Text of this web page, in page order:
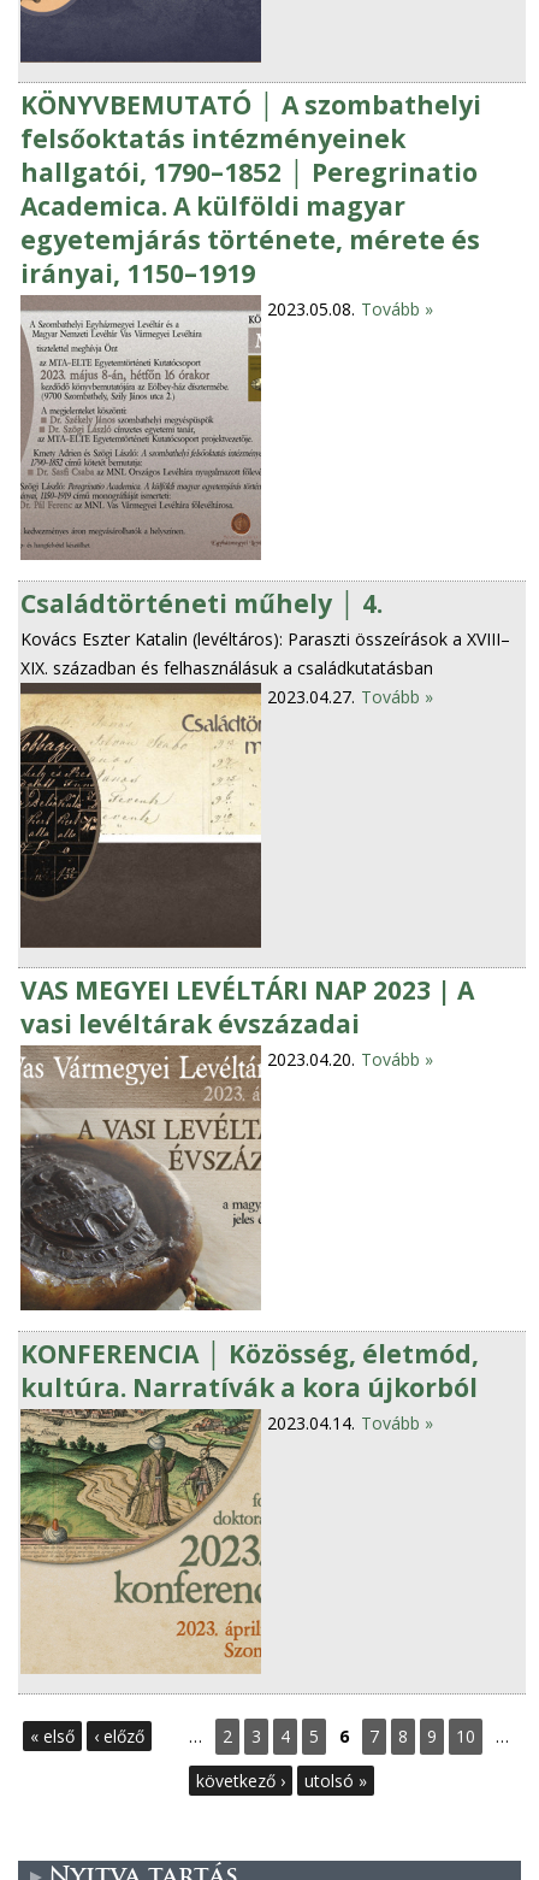
KÖNYVBEMUTATÓ │ A szombathelyi
felsőoktatás intézményeinek
hallgatói, 1790–1852 │ Peregrinatio
Academica. A külföldi magyar
egyetemjárás története, mérete és
irányai, 1150–1919
2023.05.08. Tovább »
Családtörténeti műhely │ 4.
Kovács Eszter Katalin (levéltáros): Paraszti összeírások a XVIII–
XIX. században és felhasználásuk a családkutatásban
2023.04.27. Tovább »
VAS MEGYEI LEVÉLTÁRI NAP 2023 | A
vasi levéltárak évszázadai
2023.04.20. Tovább »
KONFERENCIA │ Közösség, életmód,
kultúra. Narratívák a kora újkorból
2023.04.14. Tovább »
O
a
« első ‹ előző … 2 3 4 5 6 7 8 9 10
…
következő ›
utolsó »